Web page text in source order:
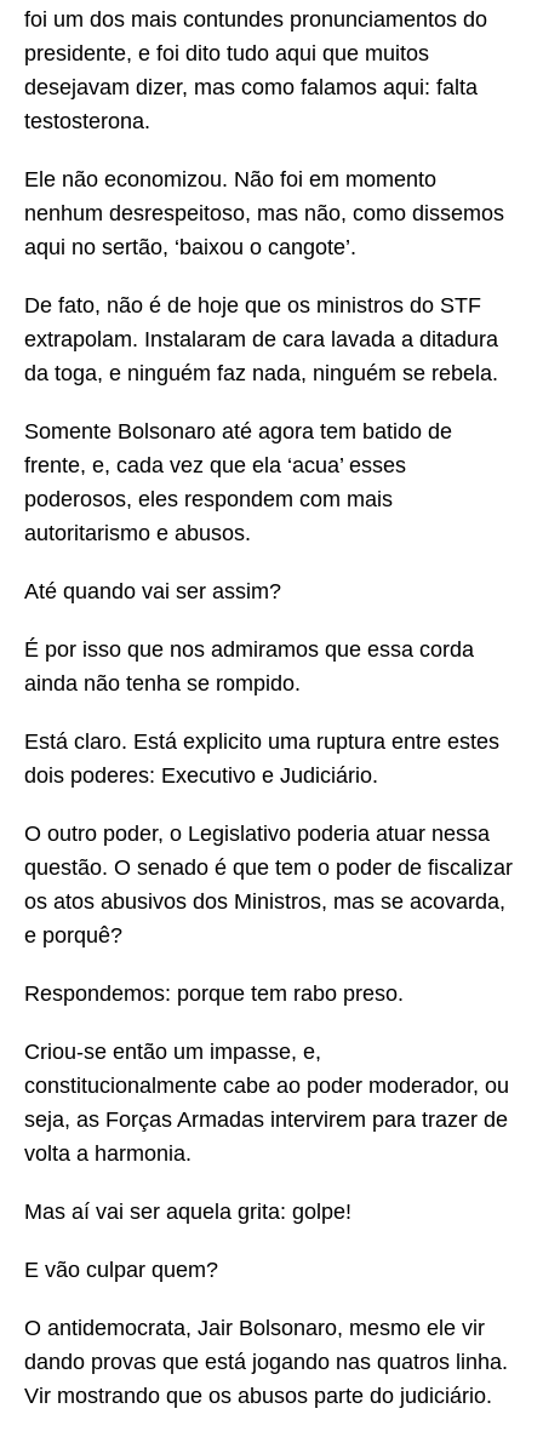
foi um dos mais contundes pronunciamentos do
presidente, e foi dito tudo aqui que muitos
desejavam dizer, mas como falamos aqui: falta
testosterona.
Ele não economizou. Não foi em momento
nenhum desrespeitoso, mas não, como dissemos
aqui no sertão, ‘baixou o cangote’.
De fato, não é de hoje que os ministros do STF
extrapolam. Instalaram de cara lavada a ditadura
da toga, e ninguém faz nada, ninguém se rebela.
Somente Bolsonaro até agora tem batido de
frente, e, cada vez que ela ‘acua’ esses
poderosos, eles respondem com mais
autoritarismo e abusos.
Até quando vai ser assim?
É por isso que nos admiramos que essa corda
ainda não tenha se rompido.
Está claro. Está explicito uma ruptura entre estes
dois poderes: Executivo e Judiciário.
O outro poder, o Legislativo poderia atuar nessa
questão. O senado é que tem o poder de fiscalizar
os atos abusivos dos Ministros, mas se acovarda,
e porquê?
Respondemos: porque tem rabo preso.
Criou-se então um impasse, e,
constitucionalmente cabe ao poder moderador, ou
seja, as Forças Armadas intervirem para trazer de
volta a harmonia.
Mas aí vai ser aquela grita: golpe!
E vão culpar quem?
O antidemocrata, Jair Bolsonaro, mesmo ele vir
dando provas que está jogando nas quatros linha.
Vir mostrando que os abusos parte do judiciário.